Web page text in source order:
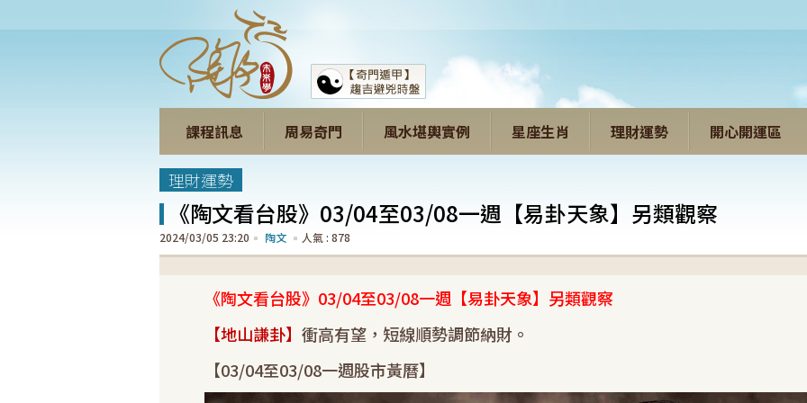
課程訊息 周易奇門 風水堪輿實例 星座生肖 理財運勢 開心開運區
理財運勢
《陶文看台股》03/04至03/08一週【易卦天象】另類觀察
2024/03/05 23:20 陶文 878
《陶文看台股》03/04至03/08一週【易卦天象】另類觀察
【地山謙卦】 衝高有望，短線順勢調節納財。
【03/04至03/08一週股市黃曆】